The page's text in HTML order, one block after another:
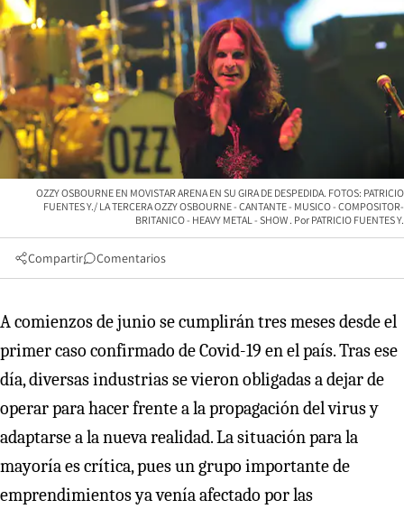
OZZY OSBOURNE EN MOVISTAR ARENA EN SU GIRA DE DESPEDIDA. FOTOS: PATRICIO
FUENTES Y./ LA TERCERA OZZY OSBOURNE - CANTANTE - MUSICO - COMPOSITOR-
BRITANICO - HEAVY METAL - SHOW
PATRICIO FUENTES Y.
Compartir Comentarios
A comienzos de junio se cumplirán tres meses desde el
primer caso confirmado de Covid-19 en el país. Tras ese
día, diversas industrias se vieron obligadas a dejar de
operar para hacer frente a la propagación del virus y
adaptarse a la nueva realidad. La situación para la
mayoría es crítica, pues un grupo importante de
emprendimientos ya venía afectado por las